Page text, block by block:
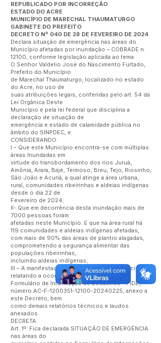
REPUBLICADO POR INCORREÇÂO
ESTADO DO ACRE
MUNICÍPIO DE MARECHAL THAUMATURGO
GABINETE DO PREFEITO
DECRETO Nº 040 DE 28 DE FEVEREIRO DE 2024
Declara situação de emergência nas áreas do
Município afetadas por inundação – COBRADE n.
12100, conforme legislação aplicada ao tema.
O Senhor Valdelio José do Nascimento Furtado,
Prefeito do Município
de Marechal Thaumaturgo, localizado no estado
do Acre, no uso de
suas atribuições legais, conferidas pelo art. 54 da
Lei Orgânica Deste
Município e pela lei federal que disciplina a
declaração de situação de
emergência e estado de calamidade pública no
âmbito do SINPDEC, e:
CONSIDERANDO:
I – Que este Município encontra-se com múltiplas
áreas Inundadas em
virtude do transbordamento dos rios Juruá,
Amônia, Arara, Bajé, Teimoso, Breu, Tejo, Riosinho,
São João e Acuriá, a qual atinge a área urbana,
rural, comunidades ribeirinhas e aldeias indígenas
desde o dia 22 de
Fevereiro de 2024;
II- Que em decorrência desta inundação mais de
7000 pessoas foram
afetadas neste Município. E que na área rural há
119 comunidades e aldeias indígenas afetadas,
com mais de 90% das áreas de plantio alagadas,
comprometendo a segurança alimentar das
populações ribeirinhas,
incluindo aldeias indígenas;
III – A manifestação do da Defesa Civil Municipal
relatando a ocorrência deste desastre no
Formulário de Informação de Desastres – FIDE,
número AC-F-1200351-12100-20240225, anexo a
este Decreto, bem
como demais relatórios técnicos e laudos
anexados.
DECRETA:
Art. 1º. Fica declarada SITUAÇÃO DE EMERGÊNCIA
nas áreas do